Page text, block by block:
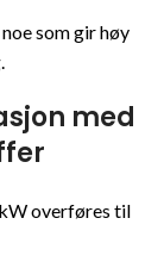
som gir høy
med
overføres til